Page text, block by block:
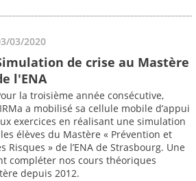
03/2020
de crise au Mastère
l'ENA
la troisième année consécutive,
a mobilisé sa cellule mobile d’appui
exercices en réalisant une simulation
élèves du Mastère « Prévention et
Risques » de l’ENA de Strasbourg. Une
compléter nos cours théoriques
depuis 2012.